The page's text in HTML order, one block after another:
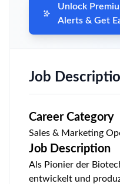
Unlock
Alerts & Get
Job
Career Category
Sales & Marketing
Job Description
Als Pionier der
entwickelt und